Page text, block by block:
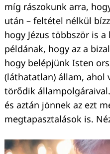
míg rászokunk arra,
után – feltétel nélkül
hogy Jézus többször is
példának, hogy az a
hogy belépjünk Isten
(láthatatlan) állam, ahol
törődik
és aztán jönnek az ezt
megtapasztalások is.